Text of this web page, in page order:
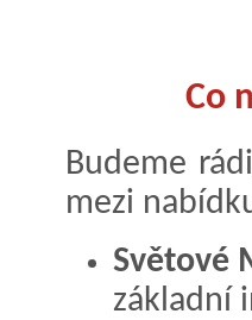
Co
Budeme
mezi
Světové
základní